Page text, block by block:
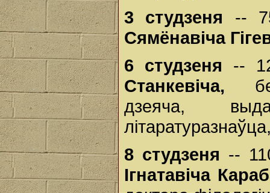
3 студзеня --
Сямёнавіча
6 студзеня --
Станкевіча,
дзеяча,
8 студзеня --
Ігнатавіча